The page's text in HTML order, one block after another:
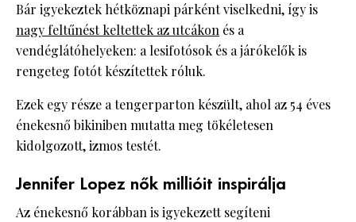
Bár igyekeztek hétköznapi párként viselkedni, így is
nagy feltűnést keltettek az utcákon és a
vendéglátóhelyeken: a lesifotósok és a járókelők is
rengeteg fotót készítettek róluk.
Ezek egy része a tengerparton készült, ahol az 54 éves
énekesnő bikiniben mutatta meg tökéletesen
kidolgozott, izmos testét.
Jennifer Lopez nők millióit inspirálja
Az énekesnő korábban is igyekezett segíteni